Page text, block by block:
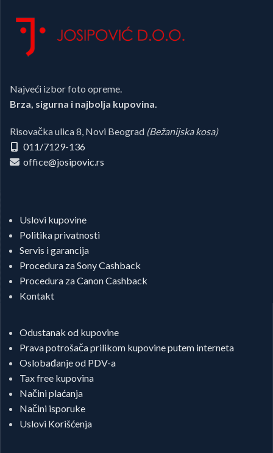
Najveći izbor foto opreme.
Brza, sigurna i najbolja kupovina.
Risovačka ulica 8, Novi Beograd (Bežanijska kosa)
011/7129-136
office@josipovic.rs
Uslovi kupovine
Politika privatnosti
Servis i garancija
Procedura za Sony Cashback
Procedura za Canon Cashback
Kontakt
Odustanak od kupovine
Prava potrošača prilikom kupovine putem interneta
Oslobađanje od PDV-a
Tax free kupovina
Načini plaćanja
Načini isporuke
Uslovi Korišćenja